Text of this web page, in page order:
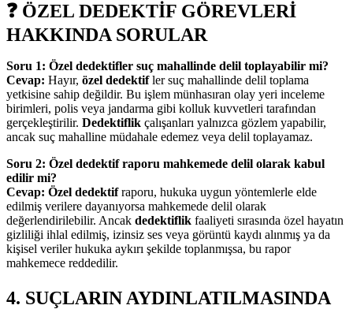
❓ ÖZEL DEDEKTİF GÖREVLERİ
HAKKINDA SORULAR
Soru 1: Özel dedektifler suç mahallinde delil toplayabilir mi?
Cevap: Hayır, özel dedektifler suç mahallinde delil toplama
yetkisine sahip değildir. Bu işlem münhasıran olay yeri inceleme
birimleri, polis veya jandarma gibi kolluk kuvvetleri tarafından
gerçekleştirilir. Dedektiflik çalışanları yalnızca gözlem yapabilir,
ancak suç mahalline müdahale edemez veya delil toplayamaz.
Soru 2: Özel dedektif raporu mahkemede delil olarak kabul
edilir mi?
Cevap: Özel dedektifraporu, hukuka uygun yöntemlerle elde
edilmiş verilere dayanıyorsa mahkemede delil olarak
değerlendirilebilir. Ancak dedektiflik faaliyeti sırasında özel hayatın
gizliliği ihlal edilmiş, izinsiz ses veya görüntü kaydı alınmış ya da
kişisel veriler hukuka aykırı şekilde toplanmışsa, bu rapor
mahkemece reddedilir.
4. SUÇLARIN AYDINLATILMASINDA